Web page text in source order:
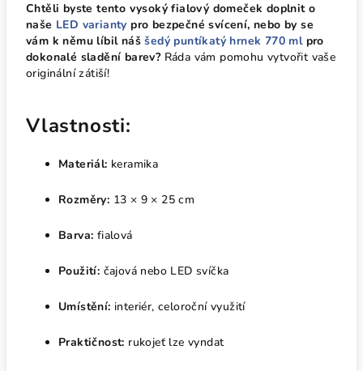
Chtěli byste tento vysoký fialový domeček doplnit o
naše LED varianty pro bezpečné svícení, nebo by se
vám k němu líbil náššedý puntíkatý hrnek 770 mlpro
dokonalé sladění barev?Ráda vám pomohu vytvořit vaše
originální zátiší!
Vlastnosti:
Materiál: keramika
Rozměry: 13 × 9 × 25 cm
Barva: fialová
Použití: čajová nebo LED svíčka
Umístění: interiér, celoroční využití
Praktičnost: rukojeť lze vyndat